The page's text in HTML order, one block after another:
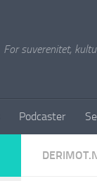
For suverenitet,
Podcaster